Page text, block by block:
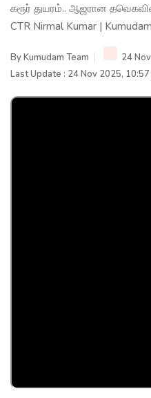
கரூர் துயரம்.. ஆஜரான
CTR Nirmal Kumar |
ByKumudam Team
24
Last Update : 24 Nov 2025,